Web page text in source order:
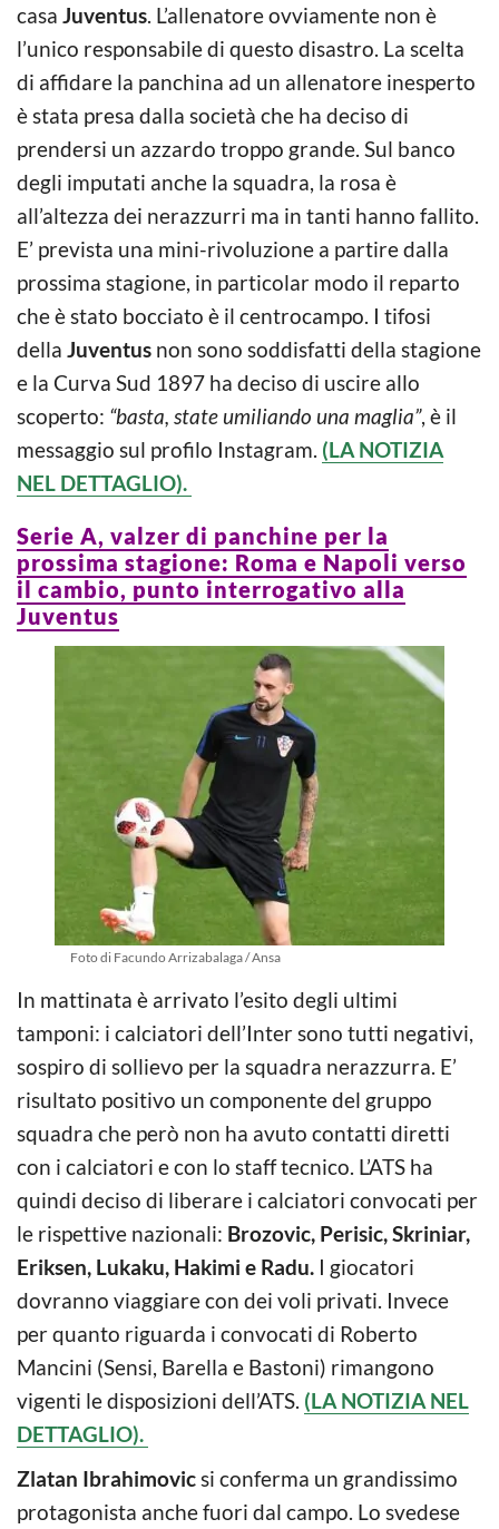
casa Juventus. L’allenatore ovviamente non è
l’unico responsabile di questo disastro. La scelta
di affidare la panchina ad un allenatore inesperto
è stata presa dalla società che ha deciso di
prendersi un azzardo troppo grande. Sul banco
degli imputati anche la squadra, la rosa è
all’altezza dei nerazzurri ma in tanti hanno fallito.
E’ prevista una mini-rivoluzione a partire dalla
prossima stagione, in particolar modo il reparto
che è stato bocciato è il centrocampo. I tifosi
della Juventus non sono soddisfatti della stagione
e la Curva Sud 1897 ha deciso di uscire allo
scoperto: “basta, state umiliando una maglia”, è il
messaggio sul profilo Instagram. (LA NOTIZIA
NEL DETTAGLIO).
Serie A, valzer di panchine per la
prossima stagione: Roma e Napoli verso
il cambio, punto interrogativo alla
Juventus
Foto di Facundo Arrizabalaga / Ansa
In mattinata è arrivato l’esito degli ultimi
tamponi: i calciatori dell’Inter sono tutti negativi,
sospiro di sollievo per la squadra nerazzurra. E’
risultato positivo un componente del gruppo
squadra che però non ha avuto contatti diretti
con i calciatori e con lo staff tecnico. L’ATS ha
quindi deciso di liberare i calciatori convocati per
le rispettive nazionali: Brozovic, Perisic, Skriniar,
Eriksen, Lukaku, Hakimi e Radu. I giocatori
dovranno viaggiare con dei voli privati. Invece
per quanto riguarda i convocati di Roberto
Mancini (Sensi, Barella e Bastoni) rimangono
vigenti le disposizioni dell’ATS. (LA NOTIZIA NEL
DETTAGLIO).
Zlatan Ibrahimovicsi conferma un grandissimo
protagonista anche fuori dal campo. Lo svedese